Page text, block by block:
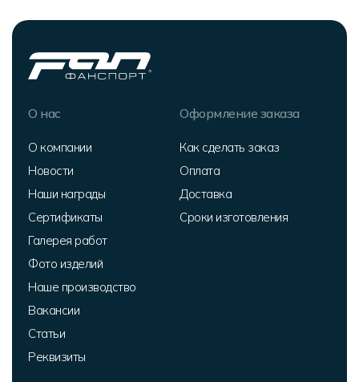
О нас
О компании
Новости
Наши награды
Сертификаты
Галерея работ
Фото изделий
Наше производство
Вакансии
Статьи
Реквизиты
Оформление заказа
Как сделать заказ
Оплата
Доставка
Сроки изготовления